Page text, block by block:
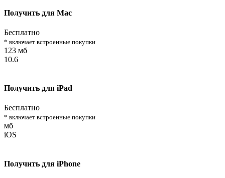
Получить для Mac
Бесплатно
* включает встроенные покупки
123 мб
10.6
Получить для iPad
Бесплатно
* включает встроенные покупки
мб
iOS
Получить для iPhone